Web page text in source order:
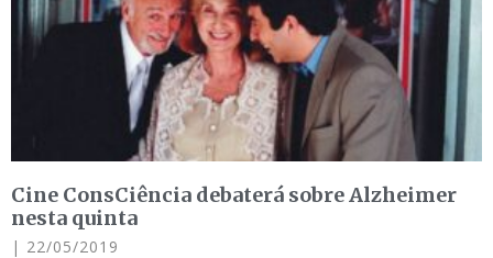
Cine ConsCiência debaterá sobre Alzheimer
nesta quinta
22/05/2019